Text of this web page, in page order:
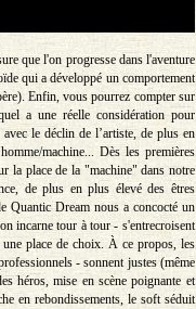
que l'on progresse dans l'aventure
qui a développé un comportement
Enfin, vous pourrez compter sur
a une réelle considération pour
le déclin de l’artiste, de plus en
machine... Dès les premières
la place de la "machine" dans notre
de plus en plus élevé des êtres
Quantic Dream nous a concocté un
incarne tour à tour - s'entrecroisent
place de choix. À ce propos, les
- sonnent justes (même
héros, mise en scène poignante et
en rebondissements, le soft séduit